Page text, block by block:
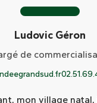
Ludovic Géron
de
mon village natal,